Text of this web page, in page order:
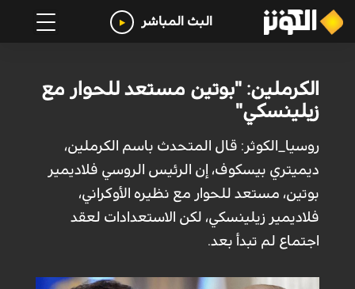
البث المباشر
الكرملين: "بوتين مستعد للحوار مع
زيلينسكي"
روسيا_الكوثر: قال المتحدث باسم الكرملين،
ديميتري بيسكوف، إن الرئيس الروسي فلاديمير
بوتين، مستعد للحوار مع نظيره الأوكراني،
فلاديمير زيلينسكي، لكن الاستعدادات لعقد
اجتماع لم تبدأ بعد.